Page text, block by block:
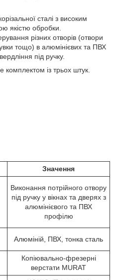
сталі з високим
якістю обробки.
різних отворів (отвори
тощо) в алюмінієвих та ПВХ
під ручку.
із трьох штук.
Значення
Виконання потрійного отвору
під ручку у вікнах та дверях з
алюмінієвого та ПВХ
профілю
Алюміній, ПВХ, тонка сталь
Копіювально-фрезерні
верстати MURAT